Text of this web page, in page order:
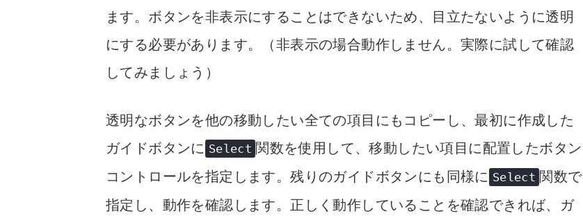
ます。ボタンを非表示にすることはできないため、目立たないように透明
にする必要があります。（非表示の場合動作しません。実際に試して確認
してみましょう）
透明なボタンを他の移動したい全ての項目にもコピーし、最初に作成した
ガイドボタンに Select 関数を使用して、移動したい項目に配置したボタン
コントロールを指定します。残りのガイドボタンにも同様に Select 関数で
指定し、動作を確認します。正しく動作していることを確認できれば、ガ